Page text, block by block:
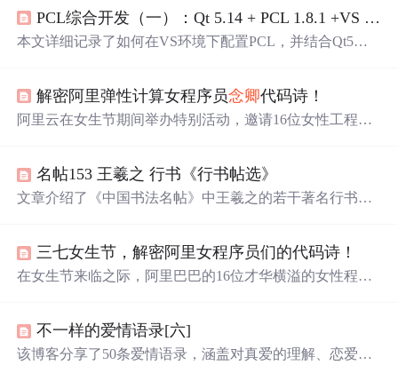
PCL综合开发（一）：Qt 5.14 + PCL 1.8.1 +VS 2017环境配置
本文详细记录了如何在VS环境下配置PCL，并结合Qt5界
配置参考。
解密阿里弹性计算女程序员念卿代码诗！
阿里云在女生节期间举办特别活动，邀请16位女性工程师
异构计算入门、企业级存储市场分析、Mac软件推荐、图
像识别技术揭秘、ECS运维技巧、镜像预设密码、标签管
名帖153 王羲之 行书《行书帖选》
文章介绍了《中国书法名帖》中王羲之的若干著名行书作
法艺术和家族传承。
三七女生节，解密阿里女程序员们的代码诗！
在女生节来临之际，阿里巴巴的16位才华横溢的女性程序
不一样的爱情语录[六]
该博客分享了50条爱情语录，涵盖对真爱的理解、恋爱与